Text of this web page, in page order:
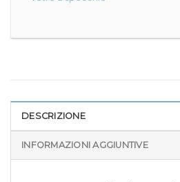
DESCRIZIONE
INFORMAZIONI AGGIUNTIVE